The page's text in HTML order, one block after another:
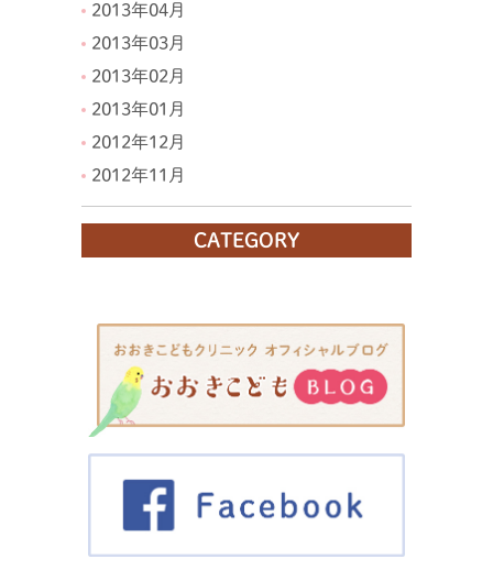
2013年04月
2013年03月
2013年02月
2013年01月
2012年12月
2012年11月
CATEGORY